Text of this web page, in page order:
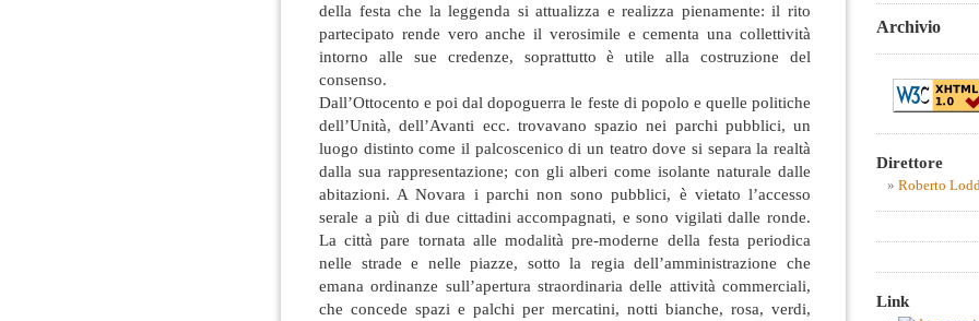
della festa che la leggenda si attualizza e realizza pienamente: il rito
partecipato rende vero anche il verosimile e cementa una collettività
intorno alle sue credenze, soprattutto è utile alla costruzione del
consenso.
Dall’Ottocento e poi dal dopoguerra le feste di popolo e quelle politiche
dell’Unità, dell’Avanti ecc. trovavano spazio nei parchi pubblici, un
luogo distinto come il palcoscenico di un teatro dove si separa la realtà
dalla sua rappresentazione; con gli alberi come isolante naturale dalle
abitazioni. A Novara i parchi non sono pubblici, è vietato l’accesso
serale a più di due cittadini accompagnati, e sono vigilati dalle ronde.
La città pare tornata alle modalità pre-moderne della festa periodica
nelle strade e nelle piazze, sotto la regia dell’amministrazione che
emana ordinanze sull’apertura straordinaria delle attività commerciali,
che concede spazi e palchi per mercatini, notti bianche, rosa, verdi,
Archivio
Direttore
Roberto
Link